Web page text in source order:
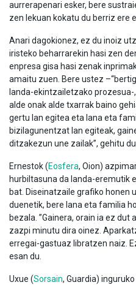
aurrerapenari esker, bere
zen lekuan kokatu du berriz ere
Anari dagokionez, ez du inoiz
iristeko beharrarekin hasi zen
enpresa gisa hasi zenak
amaitu zuen. Bere ustez
landa-ekintzailetzako
alde onak alde txarrak baino
gertu lan egitea eta lana eta
bizilagunentzat lan egiteak,
ditzakezun une zailak”, gehitu du.
Ernestok (Eosfera, Oion)
hurbiltasuna da landa-eremutik
bat. Diseinatzaile grafiko honen
duenetik, bere lana eta familia
bezala. ”Gainera, orain ia ez
zazpi minutu dira oinez.
erregai-gastuaz libratzen naiz.
esan du.
Uxue (Sorsain, Guardia)